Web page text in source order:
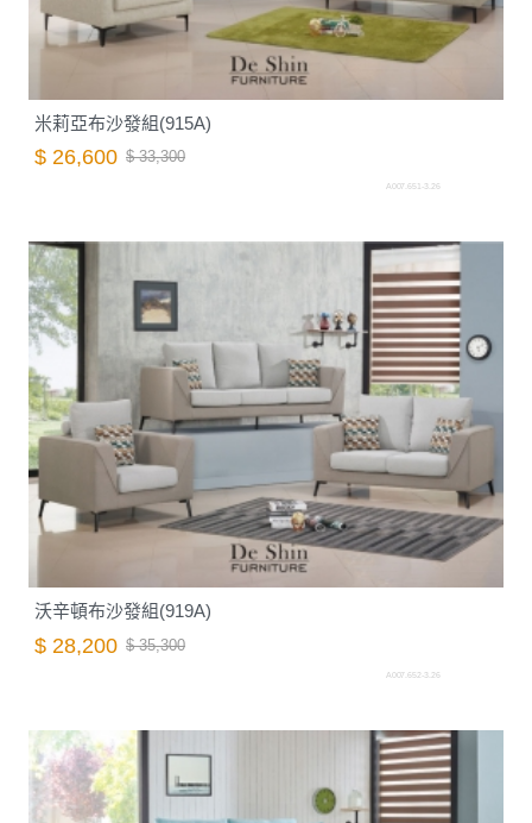
米莉亞布沙發組(915A)
$ 26,600 $ 33,300
A007.651-3.26
沃辛頓布沙發組(919A)
$ 28,200 $ 35,300
A007.652-3.26